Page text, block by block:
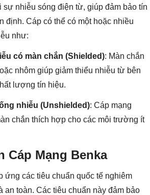
sự nhiễu sóng điện từ, giúp đảm bảo tín
định. Cáp có thể có một hoặc nhiều
như:
có màn chắn (Shielded): Màn chắn
nhôm giúp giảm thiểu nhiễu từ bên
lượng tín hiệu.
nhiễu (Unshielded): Cáp mạng
chắn thích hợp cho các môi trường ít
Cáp Mạng Benka
ứng các tiêu chuẩn quốc tế nghiêm
an toàn. Các tiêu chuẩn này đảm bảo